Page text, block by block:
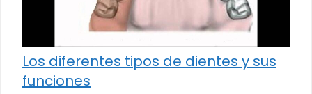
Los diferentes tipos de dientes y sus
funciones